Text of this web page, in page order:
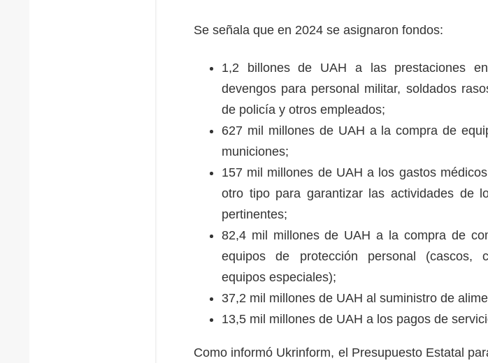
Se señala que en 2024 se asignaron fondos:
1,2 billones de UAH a las prestaciones
devengos para personal militar, soldados
de policía y otros empleados;
627 mil millones de UAH a la compra de
municiones;
157 mil millones de UAH a los gastos
otro tipo para garantizar las actividades de
pertinentes;
82,4 mil millones de UAH a la compra de
equipos de protección personal (cascos,
equipos especiales);
37,2 mil millones de UAH al suministro de
13,5 mil millones de UAH a los pagos de
Como informó Ukrinform, el Presupuesto Estatal